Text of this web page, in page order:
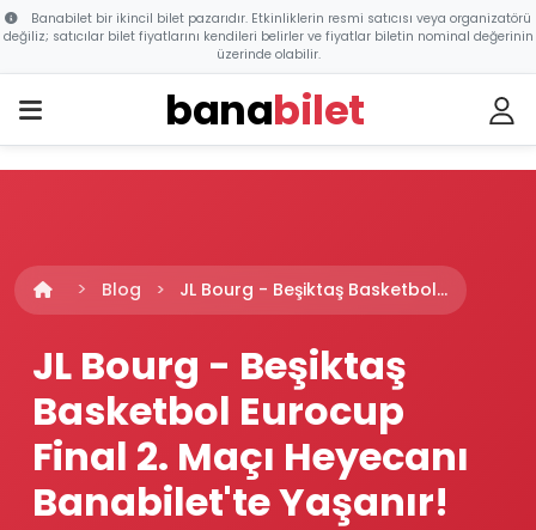
Banabilet bir ikincil bilet pazarıdır. Etkinliklerin resmi satıcısı veya organizatörü
değiliz; satıcılar bilet fiyatlarını kendileri belirler ve fiyatlar biletin nominal değerinin
üzerinde olabilir.
banabilet
Blog JL Bourg - Beşiktaş Basketbol...
JL Bourg - Beşiktaş
Basketbol Eurocup
Final 2. Maçı Heyecanı
Banabilet'te Yaşanır!